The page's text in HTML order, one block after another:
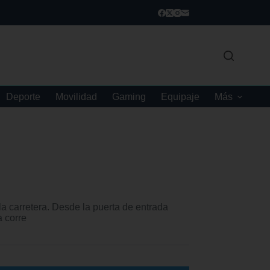
Deporte Movilidad Gaming Equipaje Más
carretera. Desde la puerta de entrada
corre